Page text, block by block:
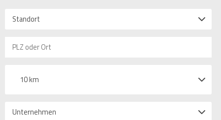
Standort
10 km
Unternehmen